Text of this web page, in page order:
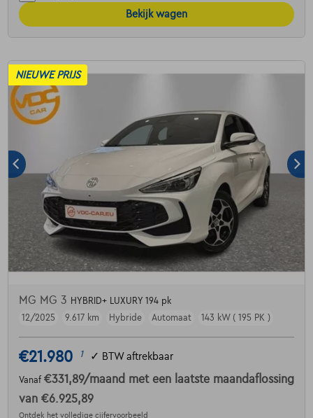
Bekijk wagen
NIEUWE PRIJS
MG MG 3 HYBRID+ LUXURY 194 pk
12/2025
9.617 km Hybride Automaat 143 kW ( 195 PK )
€21.980 1 ✓ BTW aftrekbaar
Vanaf €331,89/maand met een laatste maandaflossing
van €6.925,89
Ontdek het volledige cijfervoorbeeld